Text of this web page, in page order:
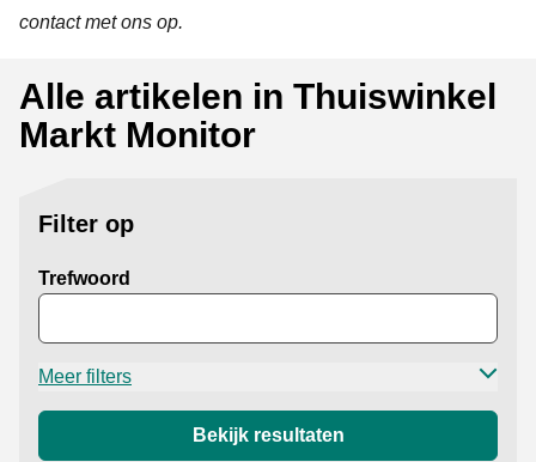
contact met ons op.
Alle artikelen in Thuiswinkel
Markt Monitor
Filter op
Trefwoord
Meer filters
Bekijk resultaten